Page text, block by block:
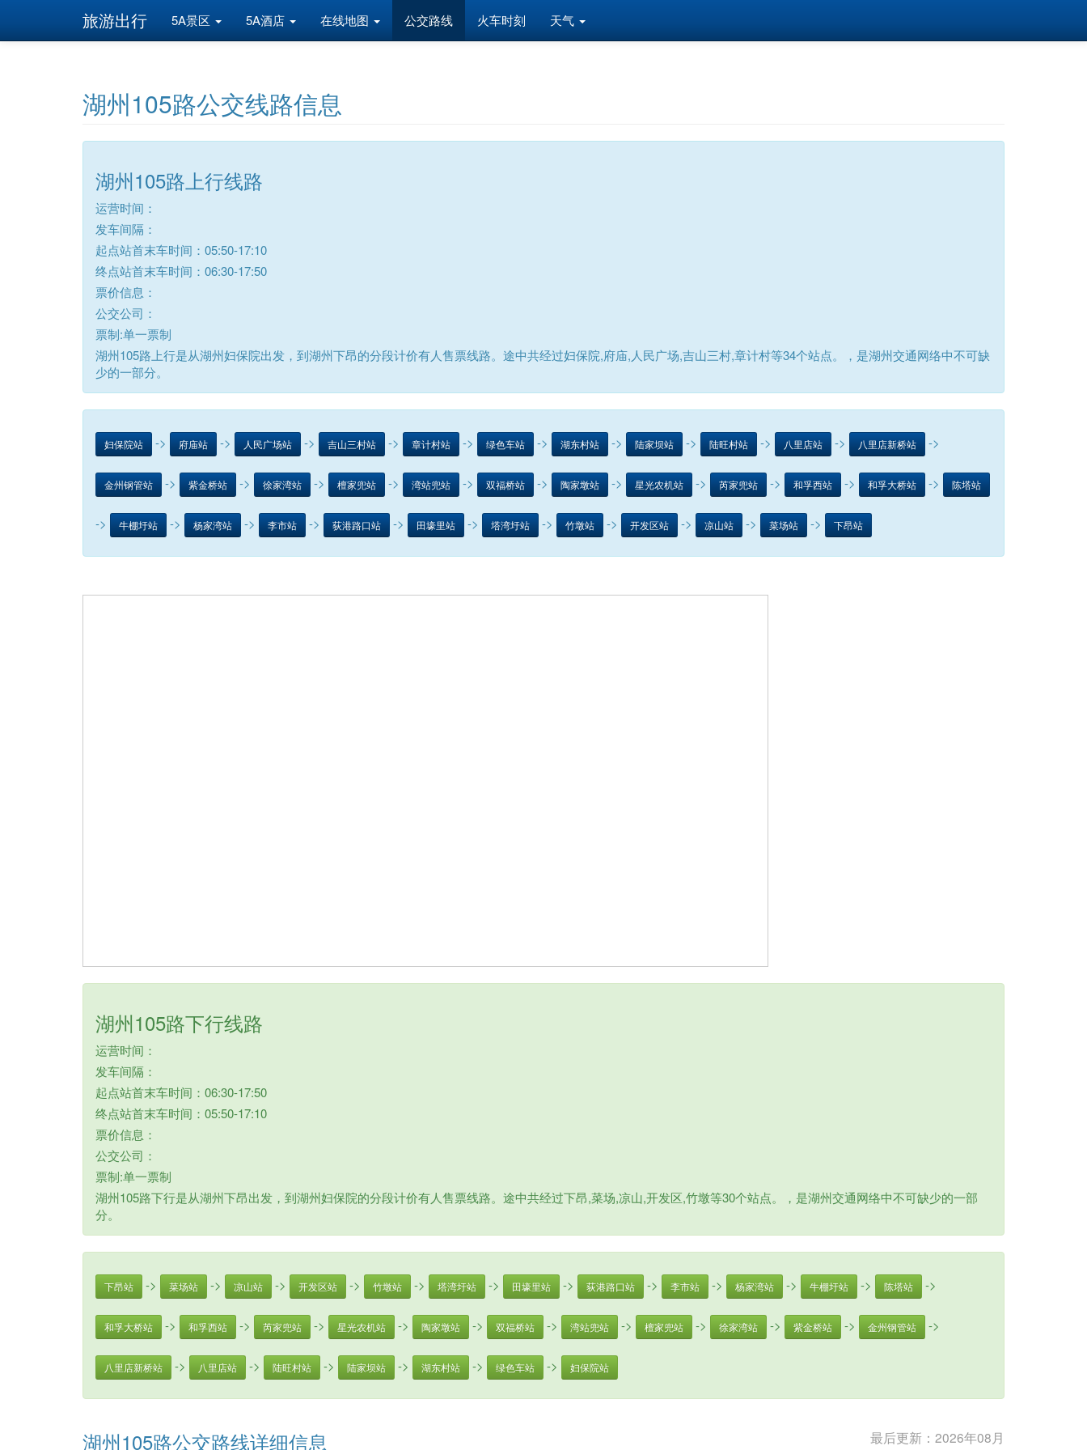
旅游出行 5A景区 5A酒店 在线地图 公交路线 火车时刻 天气
湖州105路公交线路信息
湖州105路上行线路
运营时间：
发车间隔：
起点站首末车时间：05:50-17:10
终点站首末车时间：06:30-17:50
票价信息：
公交公司：
票制:单一票制
湖州105路上行是从湖州妇保院出发，到湖州下昂的分段计价有人售票线路。途中共经过妇保院,府庙,人民广场,吉山三村,章计村等34个站点。，是湖州交通网络中不可缺
少的一部分。
妇保院站 -> 府庙站 -> 人民广场站 -> 吉山三村站 -> 章计村站 -> 绿色车站 -> 湖东村站 -> 陆家坝站 -> 陆旺村站 -> 八里店站 -> 八里店新桥站 ->
金州钢管站 -> 紫金桥站 -> 徐家湾站 -> 檀家兜站 -> 湾站兜站 -> 双福桥站 -> 陶家墩站 -> 星光农机站 -> 芮家兜站 -> 和孚西站 -> 和孚大桥站 -> 陈塔站
-> 牛棚圩站 -> 杨家湾站 -> 李市站 -> 荻港路口站 -> 田壕里站 -> 塔湾圩站 -> 竹墩站 -> 开发区站 -> 凉山站 -> 菜场站 -> 下昂站
湖州105路下行线路
运营时间：
发车间隔：
起点站首末车时间：06:30-17:50
终点站首末车时间：05:50-17:10
票价信息：
公交公司：
票制:单一票制
湖州105路下行是从湖州下昂出发，到湖州妇保院的分段计价有人售票线路。途中共经过下昂,菜场,凉山,开发区,竹墩等30个站点。，是湖州交通网络中不可缺少的一部
分。
下昂站 -> 菜场站 -> 凉山站 -> 开发区站 -> 竹墩站 -> 塔湾圩站 -> 田壕里站 -> 荻港路口站 -> 李市站 -> 杨家湾站 -> 牛棚圩站 -> 陈塔站 ->
和孚大桥站 -> 和孚西站 -> 芮家兜站 -> 星光农机站 -> 陶家墩站 -> 双福桥站 -> 湾站兜站 -> 檀家兜站 -> 徐家湾站 -> 紫金桥站 -> 金州钢管站 ->
八里店新桥站 -> 八里店站 -> 陆旺村站 -> 陆家坝站 -> 湖东村站 -> 绿色车站 -> 妇保院站
湖州105路公交路线详细信息 最后更新：2026年08月